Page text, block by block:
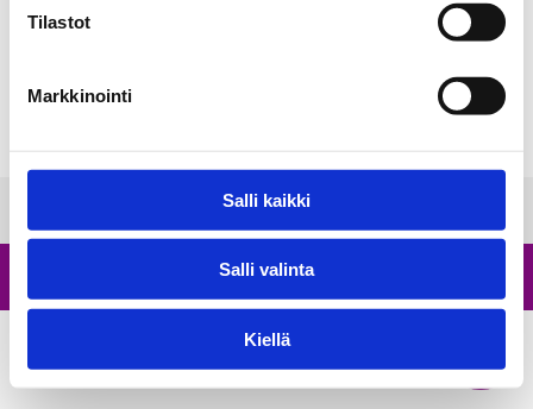
Tilastot
Markkinointi
Salli kaikki
Salli valinta
Kiellä